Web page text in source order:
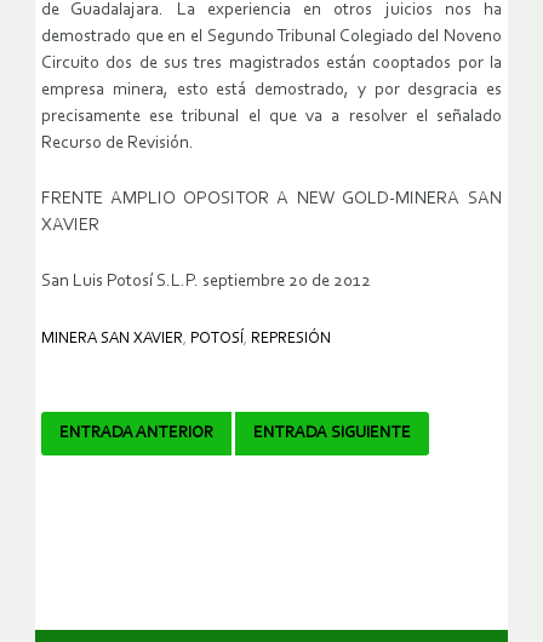
de Guadalajara. La experiencia en otros juicios nos ha
demostrado que en el Segundo Tribunal Colegiado del Noveno
Circuito dos de sus tres magistrados están cooptados por la
empresa minera, esto está demostrado, y por desgracia es
precisamente ese tribunal el que va a resolver el señalado
Recurso de Revisión.
FRENTE AMPLIO OPOSITOR A NEW GOLD-MINERA SAN
XAVIER
San Luis Potosí S.L.P. septiembre 20 de 2012
MINERA SAN XAVIER, POTOSÍ , REPRESIÓN
Navegador
ENTRADA ANTERIOR ENTRADA SIGUIENTE